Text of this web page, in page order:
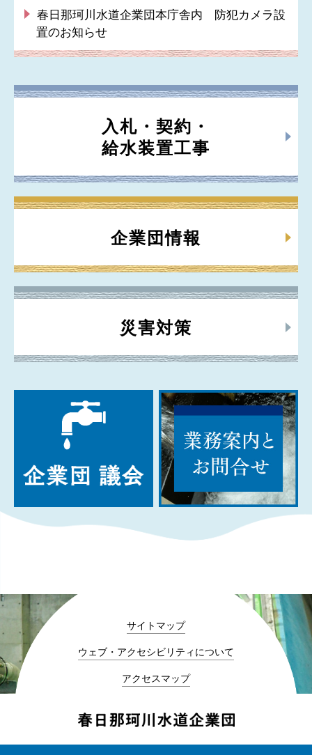
春日那珂川水道企業団本庁舎内 防犯カメラ設
置のお知らせ
入札・契約・
給水装置工事
企業団情報
災害対策
サイトマップ
ウェブ・アクセシビリティについて
アクセスマップ